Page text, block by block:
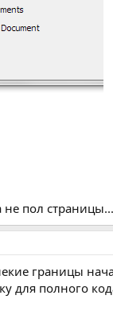
не пол страницы...
границы
для полного